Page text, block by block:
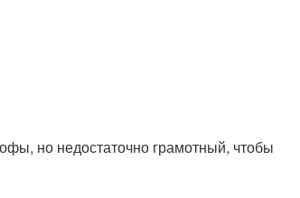
но недостаточно грамотный, чтобы